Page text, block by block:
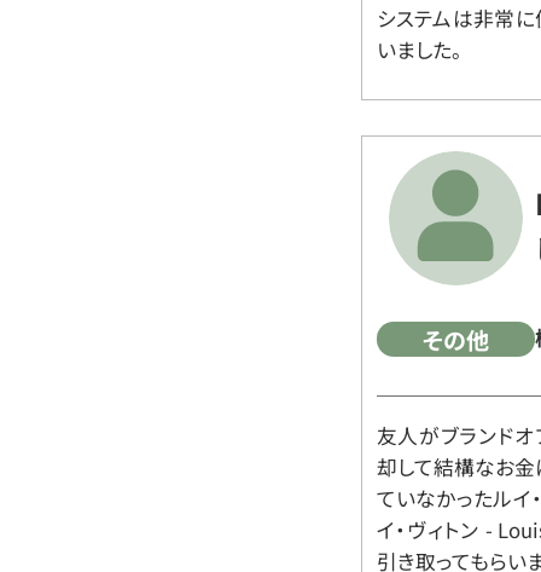
システムは非常に
いました。
その他
友人がブランド
却して結構なお金
ていなかったルイ
イ・ヴィトン -
引き取ってもらい